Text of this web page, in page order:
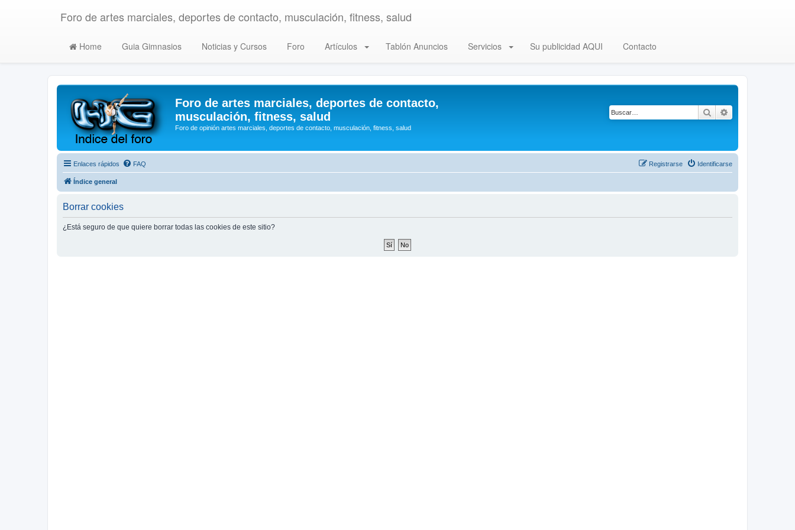
Foro de artes marciales, deportes de contacto, musculación, fitness, salud
Home Guia Gimnasios Noticias y Cursos Foro Artículos Tablón Anuncios Servicios Su publicidad AQUI Contacto
Foro de artes marciales, deportes de contacto,
musculación, fitness, salud
Foro de opinión artes marciales, deportes de contacto, musculación, fitness, salud
Buscar
Enlaces rápidos FAQ Identificarse
Registrarse
Índice general
Borrar cookies
¿Está seguro de que quiere borrar todas las cookies de este sitio?